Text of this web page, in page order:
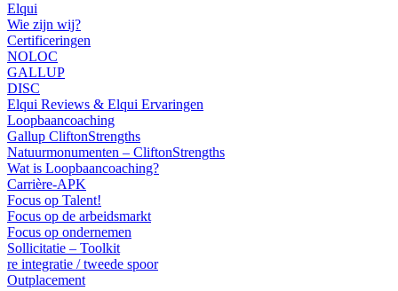
Elqui
Wie zijn wij?
Certificeringen
NOLOC
GALLUP
DISC
Elqui Reviews & Elqui Ervaringen
Loopbaancoaching
Gallup CliftonStrengths
Natuurmonumenten – CliftonStrengths
Wat is Loopbaancoaching?
Carrière-APK
Focus op Talent!
Focus op de arbeidsmarkt
Focus op ondernemen
Sollicitatie – Toolkit
re integratie / tweede spoor
Outplacement